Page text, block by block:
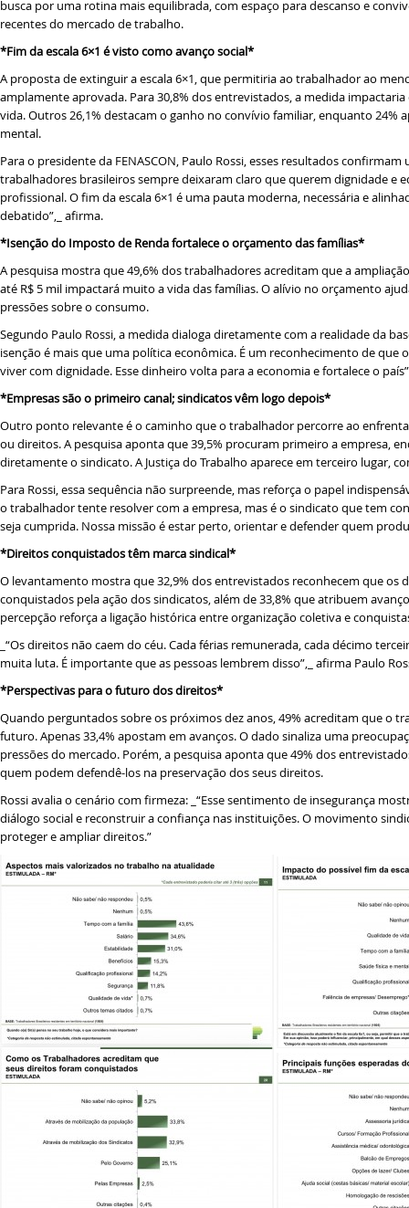
busca por uma rotina mais equilibrada, com espaço para descanso e
recentes do mercado de trabalho.
*Fim da escala 6×1 é visto como avanço social*
A proposta de extinguir a escala 6×1, que permitiria ao trabalhador ao
amplamente aprovada. Para 30,8% dos entrevistados, a medida
vida. Outros 26,1% destacam o ganho no convívio familiar, enquanto 24%
mental.
Para o presidente da FENASCON, Paulo Rossi, esses resultados confirmam
trabalhadores brasileiros sempre deixaram claro que querem dignidade e
profissional. O fim da escala 6×1 é uma pauta moderna, necessária e
debatido”,_ afirma.
*Isenção do Imposto de Renda fortalece o orçamento das famílias*
A pesquisa mostra que 49,6% dos trabalhadores acreditam que a
até R$ 5 mil impactará muito a vida das famílias. O alívio no orçamento
pressões sobre o consumo.
Segundo Paulo Rossi, a medida dialoga diretamente com a realidade da
isenção é mais que uma política econômica. É um reconhecimento de que
viver com dignidade. Esse dinheiro volta para a economia e fortalece o
*Empresas são o primeiro canal; sindicatos vêm logo depois*
Outro ponto relevante é o caminho que o trabalhador percorre ao
ou direitos. A pesquisa aponta que 39,5% procuram primeiro a empresa,
diretamente o sindicato. A Justiça do Trabalho aparece em terceiro lugar,
Para Rossi, essa sequência não surpreende, mas reforça o papel
o trabalhador tente resolver com a empresa, mas é o sindicato que tem
seja cumprida. Nossa missão é estar perto, orientar e defender quem
*Direitos conquistados têm marca sindical*
O levantamento mostra que 32,9% dos entrevistados reconhecem que os
conquistados pela ação dos sindicatos, além de 33,8% que atribuem
percepção reforça a ligação histórica entre organização coletiva e
_“Os direitos não caem do céu. Cada férias remunerada, cada décimo
muita luta. É importante que as pessoas lembrem disso”,_ afirma Paulo
*Perspectivas para o futuro dos direitos*
Quando perguntados sobre os próximos dez anos, 49% acreditam que o
futuro. Apenas 33,4% apostam em avanços. O dado sinaliza uma
pressões do mercado. Porém, a pesquisa aponta que 49% dos
quem podem defendê-los na preservação dos seus direitos.
Rossi avalia o cenário com firmeza: _“Esse sentimento de insegurança
diálogo social e reconstruir a confiança nas instituições. O movimento
proteger e ampliar direitos.”